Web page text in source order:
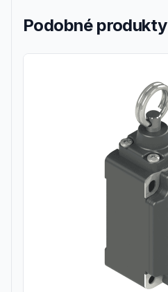
Podobné produkty